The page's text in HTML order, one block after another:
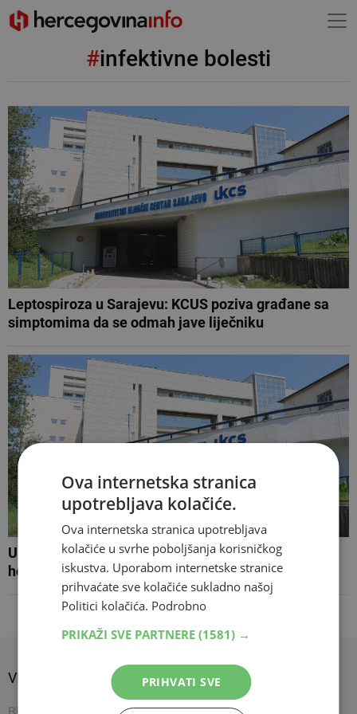
#infektivne bolesti
Leptospiroza u Sarajevu: KCUS poziva građane sa
simptomima da se odmah jave liječniku
U Sarajevu se pojavila zarazna bolest,
hospitalizirano više od deset osoba
VIJESTI SPORT SHOW
Ova internetska stranica
upotrebljava kolačiće.
Ova internetska stranica upotrebljava
kolačiće u svrhe poboljšanja korisničkog
iskustva. Uporabom internetske stranice
prihvaćate sve kolačiće sukladno našoj
Politici kolačića. Podrobno
PRIKAŽI SVE PARTNERE (1581) →
PRIHVATI SVE